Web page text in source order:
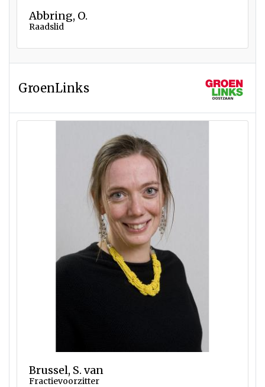
Abbring, O.
Raadslid
GroenLinks
Brussel, S. van
Fractievoorzitter